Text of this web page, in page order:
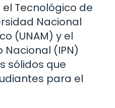
Tecnológico de
Nacional
(UNAM) y el
Nacional (IPN)
sólidos que
para el